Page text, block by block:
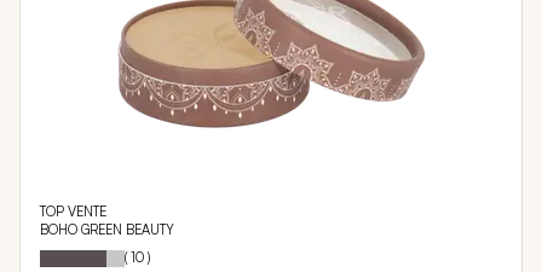
TOP VENTE
BOHO GREEN BEAUTY
Notation: 78
% of
( 10 )